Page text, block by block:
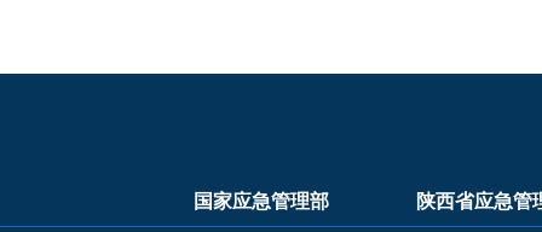
国家应急管理部 陕西省应急管